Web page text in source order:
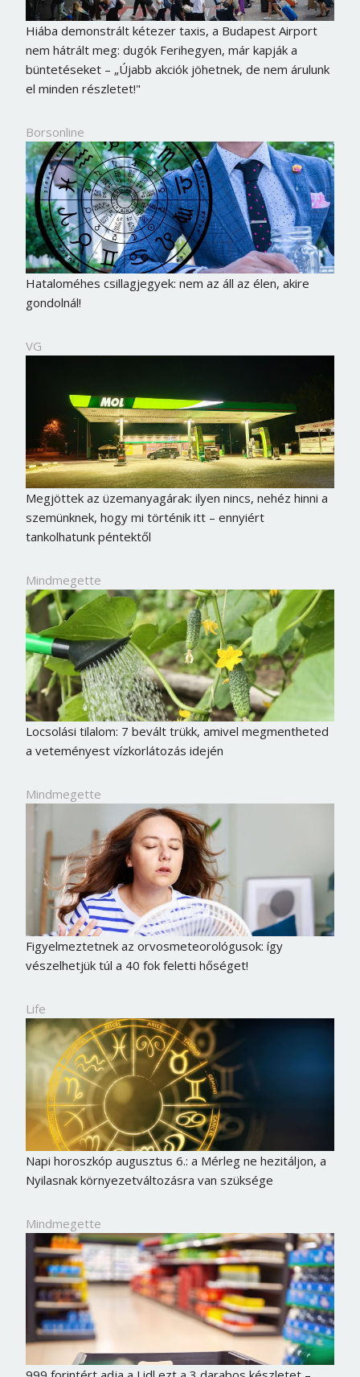
Hiába demonstrált kétezer taxis, a Budapest Airport
nem hátrált meg: dugók Ferihegyen, már kapják a
büntetéseket – „Újabb akciók jöhetnek, de nem árulunk
el minden részletet!"
Borsonline
Hataloméhes csillagjegyek: nem az áll az élen, akire
gondolnál!
VG
Megjöttek az üzemanyagárak: ilyen nincs, nehéz hinni a
szemünknek, hogy mi történik itt – ennyiért
tankolhatunk péntektől
Mindmegette
Locsolási tilalom: 7 bevált trükk, amivel megmentheted
a veteményest vízkorlátozás idején
Mindmegette
Figyelmeztetnek az orvosmeteorológusok: így
vészelhetjük túl a 40 fok feletti hőséget!
Life
Napi horoszkóp augusztus 6.: a Mérleg ne hezitáljon, a
Nyilasnak környezetváltozásra van szüksége
Mindmegette